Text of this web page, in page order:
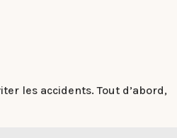
les accidents. Tout d’abord,